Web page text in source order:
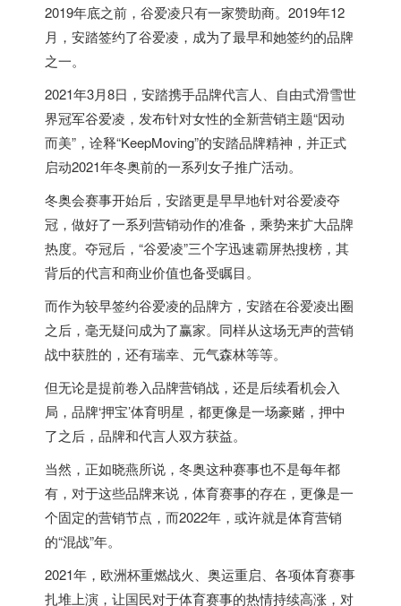
2019年底之前，谷爱凌只有一家赞助商。2019年12
月，安踏签约了谷爱凌，成为了最早和她签约的品牌
之一。
2021年3月8日，安踏携手品牌代言人、自由式滑雪世
界冠军谷爱凌，发布针对女性的全新营销主题“因动
而美”，诠释“KeepMoving”的安踏品牌精神，并正式
启动2021年冬奥前的一系列女子推广活动。
冬奥会赛事开始后，安踏更是早早地针对谷爱凌夺
冠，做好了一系列营销动作的准备，乘势来扩大品牌
热度。夺冠后，“谷爱凌”三个字迅速霸屏热搜榜，其
背后的代言和商业价值也备受瞩目。
而作为较早签约谷爱凌的品牌方，安踏在谷爱凌出圈
之后，毫无疑问成为了赢家。同样从这场无声的营销
战中获胜的，还有瑞幸、元气森林等等。
但无论是提前卷入品牌营销战，还是后续看机会入
局，品牌‘押宝’体育明星，都更像是一场豪赌，押中
了之后，品牌和代言人双方获益。
当然，正如晓燕所说，冬奥这种赛事也不是每年都
有，对于这些品牌来说，体育赛事的存在，更像是一
个固定的营销节点，而2022年，或许就是体育营销
的“混战”年。
2021年，欧洲杯重燃战火、奥运重启、各项体育赛事
扎堆上演，让国民对于体育赛事的热情持续高涨，对